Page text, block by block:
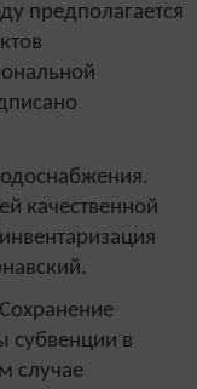
предполагается
качественной
субвенции в
случае